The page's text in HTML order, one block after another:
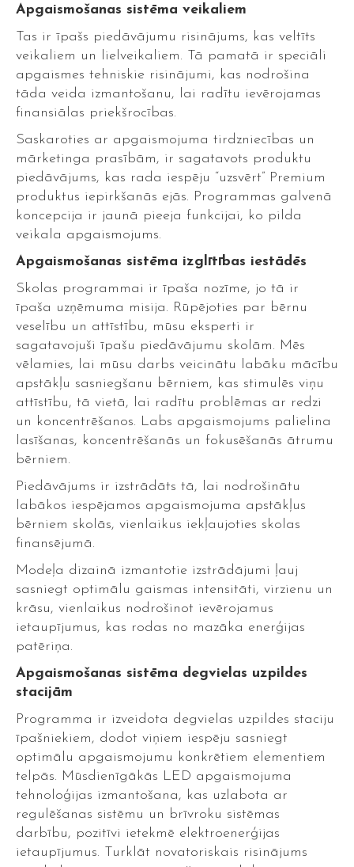
Apgaismošanas sistēma veikaliem
Tas ir īpašs piedāvājumu risinājums, kas veltīts
veikaliem un lielveikaliem. Tā pamatā ir speciāli
apgaismes tehniskie risinājumi, kas nodrošina
tāda veida izmantošanu, lai radītu ievērojamas
finansiālas priekšrocības.
Saskaroties ar apgaismojuma tirdzniecības un
mārketinga prasībām, ir sagatavots produktu
piedāvājums, kas rada iespēju “uzsvērt” Premium
produktus iepirkšanās ejās. Programmas galvenā
koncepcija ir jaunā pieeja funkcijai, ko pilda
veikala apgaismojums.
Apgaismošanas sistēma izglītības iestādēs
Skolas programmai ir īpaša nozīme, jo tā ir
īpaša uzņēmuma misija. Rūpējoties par bērnu
veselību un attīstību, mūsu eksperti ir
sagatavojuši īpašu piedāvājumu skolām. Mēs
vēlamies, lai mūsu darbs veicinātu labāku mācību
apstākļu sasniegšanu bērniem, kas stimulēs viņu
attīstību, tā vietā, lai radītu problēmas ar redzi
un koncentrēšanos. Labs apgaismojums palielina
lasīšanas, koncentrēšanās un fokusēšanās ātrumu
bērniem.
Piedāvājums ir izstrādāts tā, lai nodrošinātu
labākos iespējamos apgaismojuma apstākļus
bērniem skolās, vienlaikus iekļaujoties skolas
finansējumā.
Modeļa dizainā izmantotie izstrādājumi ļauj
sasniegt optimālu gaismas intensitāti, virzienu un
krāsu, vienlaikus nodrošinot ievērojamus
ietaupījumus, kas rodas no mazāka enerģijas
patēriņa.
Apgaismošanas sistēma degvielas uzpildes
stacijām
Programma ir izveidota degvielas uzpildes staciju
īpašniekiem, dodot viņiem iespēju sasniegt
optimālu apgaismojumu konkrētiem elementiem
telpās. Mūsdienīgākās LED apgaismojuma
tehnoloģijas izmantošana, kas uzlabota ar
regulēšanas sistēmu un brīvroku sistēmas
darbību, pozitīvi ietekmē elektroenerģijas
ietaupījumus. Turklāt novatoriskais risinājums